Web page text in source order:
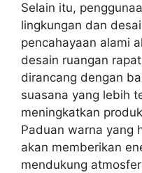
Selain itu,
lingkungan dan
pencahayaan alami
desain ruangan
dirancang dengan
suasana yang lebih
meningkatkan
Paduan warna yang
akan memberikan
mendukung